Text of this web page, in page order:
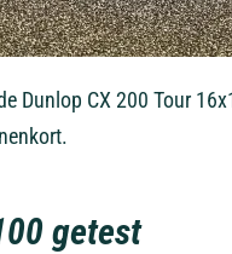
Dunlop CX 200 Tour
getest